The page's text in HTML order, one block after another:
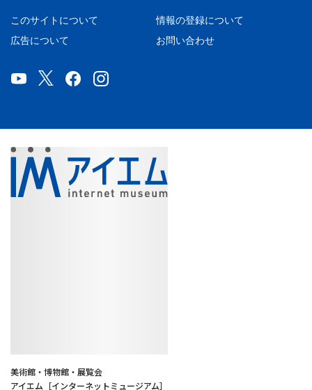
このサイトについて
情報の登録について
広告について
お問い合わせ
美術館・博物館・展覧会
アイエム［インターネットミュージアム］